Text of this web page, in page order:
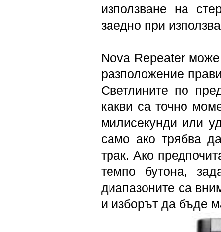
използване на
заедно при
Nova Repeater
разположение
Светлините по
какви са точно
милисекунди или
само ако трябва
трак. Ако
темпо бутона,
диапазоните са
и изборът да бъде